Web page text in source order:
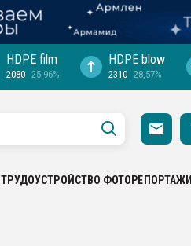
HDPE film
2080 25,96%
HDPE blow
2310 28,57%
ТРУДОУСТРОЙСТВО ФОТОРЕПОРТАЖИ